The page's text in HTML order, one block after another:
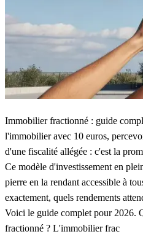
Immobilier fractionné : guide
l'immobilier avec 10 euros,
d'une fiscalité allégée : c'est la
Ce modèle d'investissement en
pierre en la rendant accessible à
exactement, quels rendements
Voici le guide complet pour 2026.
fractionné ? L'immobilier frac